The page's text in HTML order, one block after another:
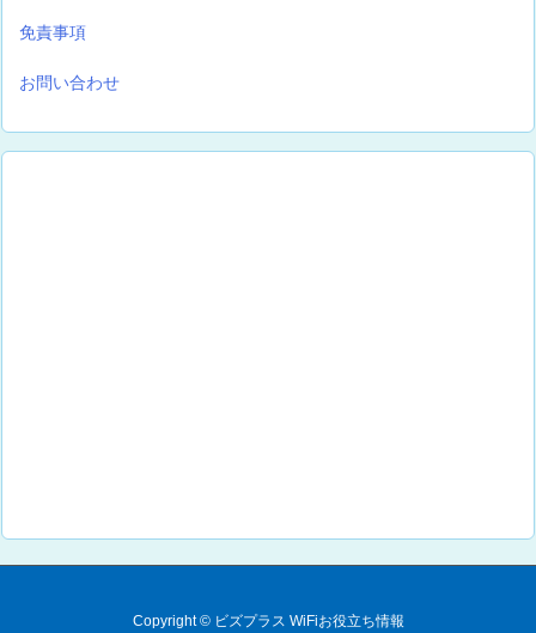
免責事項
お問い合わせ
Copyright © ビズプラス WiFiお役立ち情報